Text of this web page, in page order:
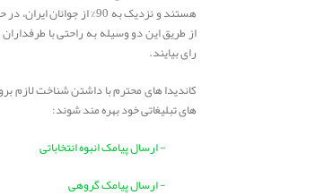
هستند و نزدیک به 90% از
از طریق این دو وسیله به راحتی با
رای بیایند.
کاندیدا های محترم با داشتن شناخت لازم
های تبلیغاتی خود بهره مند شوند:
- ارسال پیامک انبوه انتخاباتی
- ارسال پیامک گروهی